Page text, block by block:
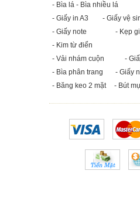
- Bìa lá - Bìa nhiều lá
- Giấy in A3
- Giấy vệ
- Giấy note
- Kẹp
- Kim từ điển
- Vải nhám cuộn
-
- Bìa phân trang
- Giấy
- Băng keo 2 mặt
- Bút